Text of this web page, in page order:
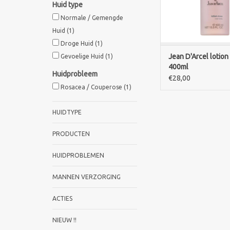
Huid type
Normale / Gemengde
Huid (1)
Droge Huid (1)
Gevoelige Huid (1)
Huidprobleem
Rosacea / Couperose (1)
HUIDTYPE
PRODUCTEN
HUIDPROBLEMEN
MANNEN VERZORGING
ACTIES
NIEUW !!
Jean D'Arcel lotion
400ml
€28,00